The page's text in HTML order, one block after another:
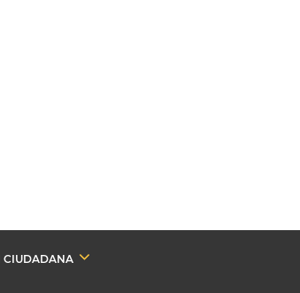
CIUDADANA